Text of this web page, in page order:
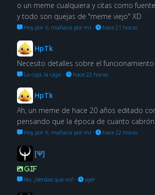
o un meme cualquiera y citas como
y todo son quejas de "meme viejo" XD
Hoy por ti, mañana por mí· hace 21 horas
HpTk
Necesito detalles sobre el
La caja, la caja! · hace 22 horas
HpTk
Ah, un meme de hace 20 años editado
pensando que la época de cuanto
Hoy por ti, mañana por mí· hace 22 horas
[Ψ]
GIF
No. ¿Verdad que no?· ayer